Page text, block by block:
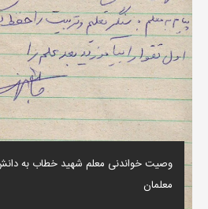
وصیت خواندنی معلم شهید خطاب به
معلمان